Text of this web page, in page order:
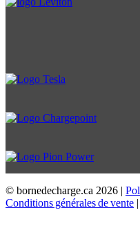
© bornedecharge.ca 2026 |
Conditions générales de vente |